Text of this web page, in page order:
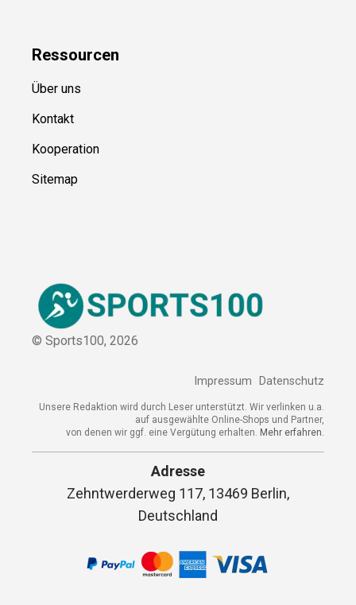
Ressourcen
Über uns
Kontakt
Kooperation
Sitemap
© Sports100, 2026
Impressum Datenschutz
Unsere Redaktion wird durch Leser unterstützt. Wir verlinken u.a.
auf ausgewählte Online-Shops und Partner,
von denen wir ggf. eine Vergütung erhalten. Mehr erfahren.
Adresse
Zehntwerderweg 117, 13469 Berlin,
Deutschland